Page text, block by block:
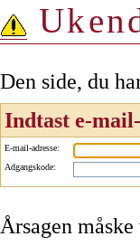
Den side, du
Indtast e-
E-mail-adresse:
Adgangskode:
Årsagen